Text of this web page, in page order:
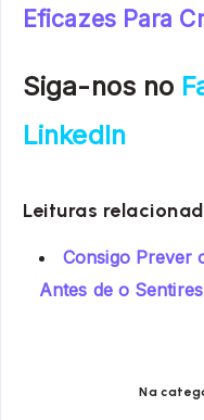
Eficazes Para
Siga-nos no
LinkedIn
Leituras
Consigo Prever
Antes de o
Na